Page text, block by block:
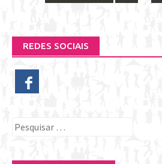
REDES SOCIAIS
Pesquisar